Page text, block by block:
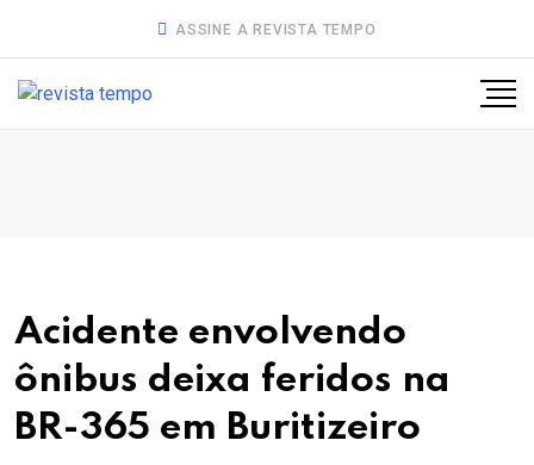
ASSINE A REVISTA TEMPO
Acidente envolvendo
ônibus deixa feridos na
BR-365 em Buritizeiro